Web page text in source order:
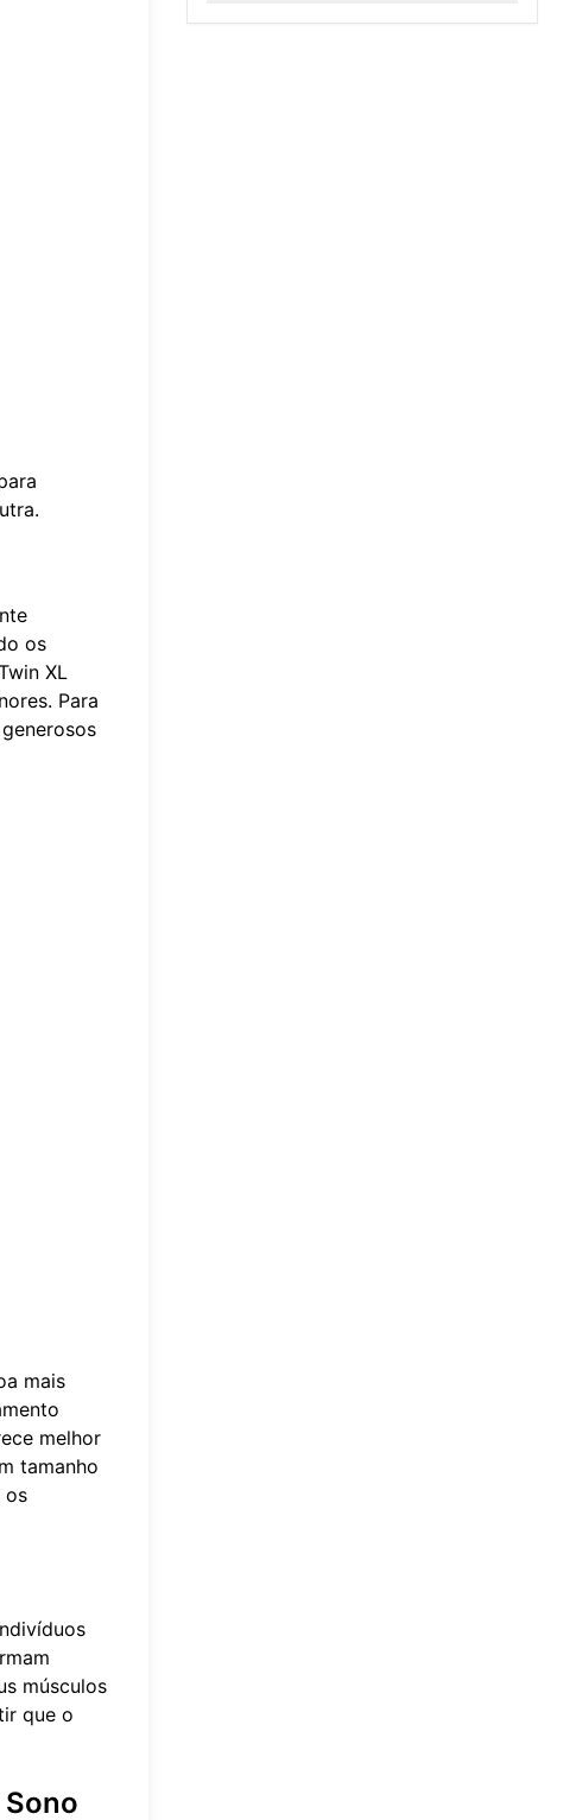
os
XL
Para
mais
melhor
tamanho
os
músculos
que o